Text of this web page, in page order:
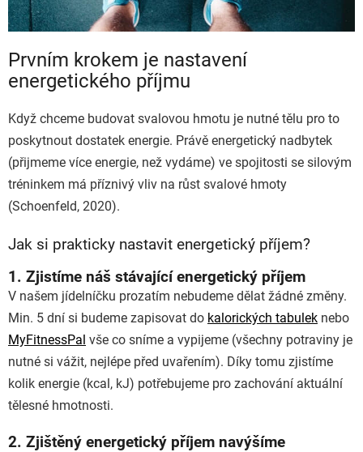
Prvním krokem je nastavení
energetického příjmu
Když chceme budovat svalovou hmotu je nutné tělu pro to
poskytnout dostatek energie. Právě energetický nadbytek
(přijmeme více energie, než vydáme) ve spojitosti se silovým
tréninkem má příznivý vliv na růst svalové hmoty
(Schoenfeld, 2020).
Jak si prakticky nastavit energetický příjem?
1. Zjistíme náš stávající energetický příjem
V našem jídelníčku prozatím nebudeme dělat žádné změny.
Min. 5 dní si budeme zapisovat do kalorických tabulek nebo
MyFitnessPal vše co sníme a vypijeme (všechny potraviny je
nutné si vážit, nejlépe před uvařením). Díky tomu zjistíme
kolik energie (kcal, kJ) potřebujeme pro zachování aktuální
tělesné hmotnosti.
2. Zjištěný energetický příjem navýšíme